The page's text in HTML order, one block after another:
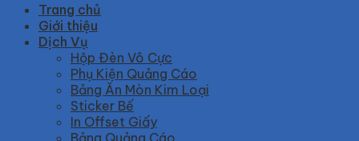
Trang chủ
Giới thiệu
Dịch Vụ
Hộp Đèn Vô Cực
Phụ Kiện Quảng Cáo
Bảng Ăn Mòn Kim Loại
Sticker Bế
In Offset Giấy
Bảng Quảng Cáo